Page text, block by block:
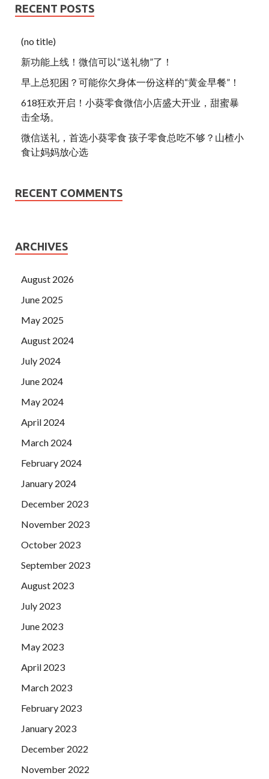
RECENT POSTS
(no title)
新功能上线！微信可以“送礼物”了！
早上总犯困？可能你欠身体一份这样的“黄金早餐”！
618狂欢开启！小葵零食微信小店盛大开业，甜蜜暴
击全场。
微信送礼，首选小葵零食 孩子零食总吃不够？山楂小
食让妈妈放心选
RECENT COMMENTS
ARCHIVES
August 2026
June 2025
May 2025
August 2024
July 2024
June 2024
May 2024
April 2024
March 2024
February 2024
January 2024
December 2023
November 2023
October 2023
September 2023
August 2023
July 2023
June 2023
May 2023
April 2023
March 2023
February 2023
January 2023
December 2022
November 2022